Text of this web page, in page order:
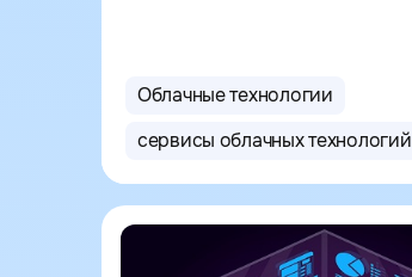
Облачные технологии
сервисы облачных технологий